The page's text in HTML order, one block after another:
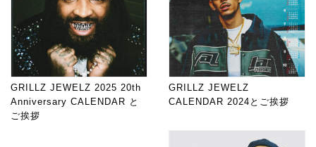
GRILLZ JEWELZ 2025 20th
Anniversary CALENDAR と
ご挨拶
GRILLZ JEWELZ
CALENDAR 2024とご挨拶